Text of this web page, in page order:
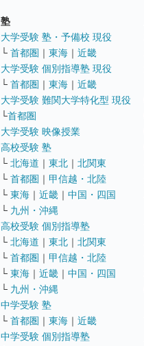
塾
大学受験 塾・予備校 現役
└ 首都圏 ｜ 東海 ｜ 近畿
大学受験 個別指導塾 現役
└ 首都圏 ｜ 東海 ｜ 近畿
大学受験 難関大学特化型 現役
└首都圏
大学受験 映像授業
高校受験 塾
└ 北海道 ｜ 東北 ｜ 北関東
└ 首都圏 ｜ 甲信越・北陸
└ 東海 ｜ 近畿 ｜ 中国・四国
└ 九州・沖縄
高校受験 個別指導塾
└ 北海道 ｜ 東北 ｜ 北関東
└ 首都圏 ｜ 甲信越・北陸
└ 東海 ｜ 近畿 ｜ 中国・四国
└ 九州・沖縄
中学受験 塾
└ 首都圏 ｜ 東海 ｜ 近畿
中学受験 個別指導塾